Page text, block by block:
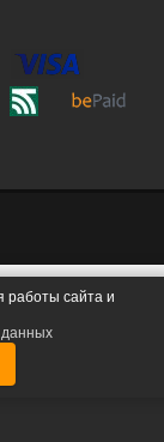
работы сайта и
данных